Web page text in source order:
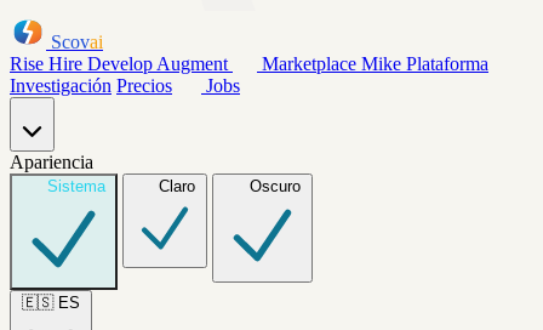
Scovai
Rise Hire Develop Augment Marketplace Mike Plataforma
Investigación Precios Jobs
Apariencia
Sistema Claro Oscuro
🇪🇸 ES